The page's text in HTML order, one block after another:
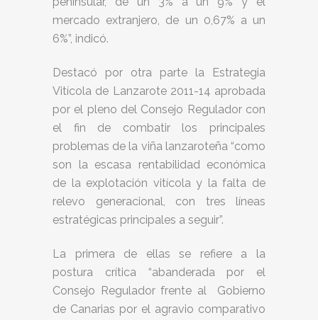
mercado extranjero, de un 0,67% a un
6%”, indicó.
Destacó por otra parte la Estrategia
Vitícola de Lanzarote 2011-14 aprobada
por el pleno del Consejo Regulador con
el fin de combatir los principales
problemas de la viña lanzaroteña “como
son la escasa rentabilidad económica
de la explotación vitícola y la falta de
relevo generacional, con tres líneas
estratégicas principales a seguir”.
La primera de ellas se refiere a la
postura crítica “abanderada por el
Consejo Regulador frente al Gobierno
de Canarias por el agravio comparativo